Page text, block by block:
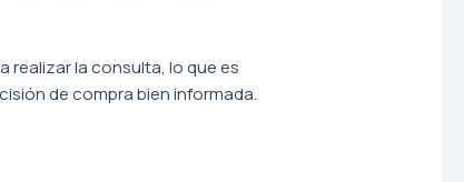
realizar la consulta, lo que es
de compra bien informada.